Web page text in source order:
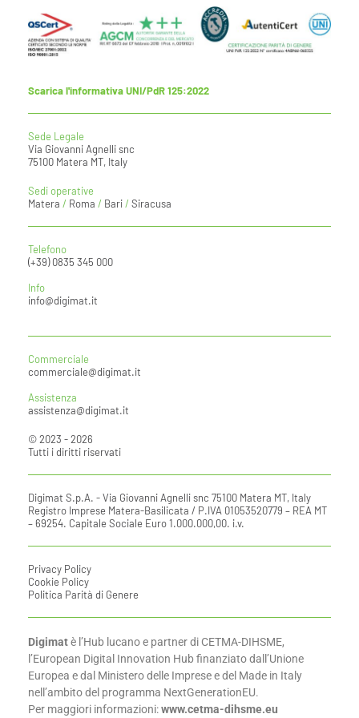
Scarica l'informativa UNI/PdR 125:2022
Sede Legale
Via Giovanni Agnelli snc
75100 Matera MT, Italy
Sedi operative
Matera / Roma / Bari/ Siracusa
Telefono
(+39) 0835 345 000
Info
info@digimat.it
Commerciale
commerciale@digimat.it
Assistenza
assistenza@digimat.it
© 2023 - 2026
Tutti i diritti riservati
Digimat S.p.A. - Via Giovanni Agnelli snc 75100 Matera MT, Italy
Registro Imprese Matera-Basilicata / P.IVA 01053520779 – REA MT
– 69254. Capitale Sociale Euro 1.000.000,00. i.v.
Privacy Policy
Cookie Policy
Politica Parità di Genere
Digimatè l’Hub lucano e partner di CETMA-DIHSME,
l’European Digital Innovation Hub finanziato dall’Unione
Europea e dal Ministero delle Imprese e del Made in Italy
nell’ambito del programma NextGenerationEU.
Per maggiori informazioni:www.cetma-dihsme.eu